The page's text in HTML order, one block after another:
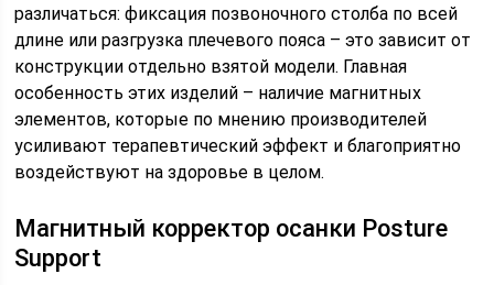
различаться: фиксация позвоночного столба по всей
длине или разгрузка плечевого пояса – это зависит от
конструкции отдельно взятой модели. Главная
особенность этих изделий – наличие магнитных
элементов, которые по мнению производителей
усиливают терапевтический эффект и благоприятно
воздействуют на здоровье в целом.
Магнитный корректор осанки Posture
Support